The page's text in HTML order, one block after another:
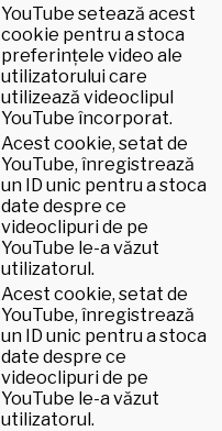
YouTube setează acest
cookie pentru a stoca
preferințele video ale
utilizatorului care
utilizează videoclipul
YouTube încorporat.
Acest cookie, setat de
YouTube, înregistrează
un ID unic pentru a stoca
date despre ce
videoclipuri de pe
YouTube le-a văzut
utilizatorul.
Acest cookie, setat de
YouTube, înregistrează
un ID unic pentru a stoca
date despre ce
videoclipuri de pe
YouTube le-a văzut
utilizatorul.